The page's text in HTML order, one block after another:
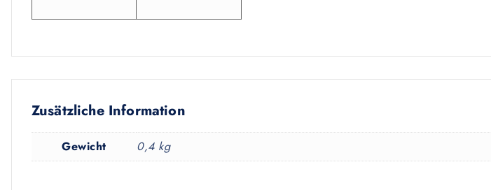
Zusätzliche Information
Gewicht 0,4 kg